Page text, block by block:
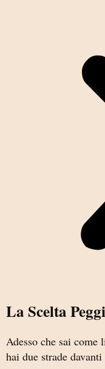
La Scelta
Adesso che sai
hai due strade davanti